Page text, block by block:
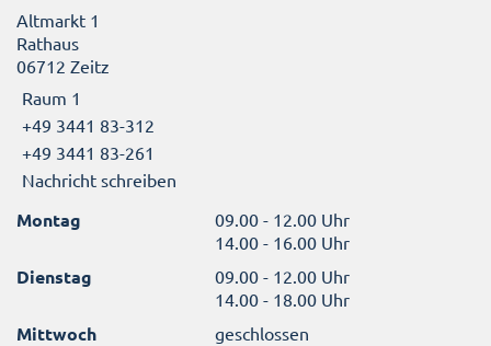
Altmarkt 1
Rathaus
06712 Zeitz
Raum 1
+49 3441 83-312
+49 3441 83-261
Nachricht schreiben
Montag
09.00 - 12.00 Uhr
14.00 - 16.00 Uhr
Dienstag
09.00 - 12.00 Uhr
14.00 - 18.00 Uhr
Mittwoch geschlossen